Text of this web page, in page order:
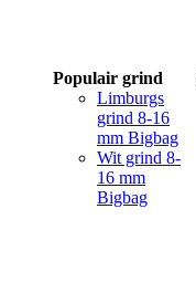
Populair grind
Limburgs
grind 8-16
mm Bigbag
Wit grind 8-
16 mm
Bigbag